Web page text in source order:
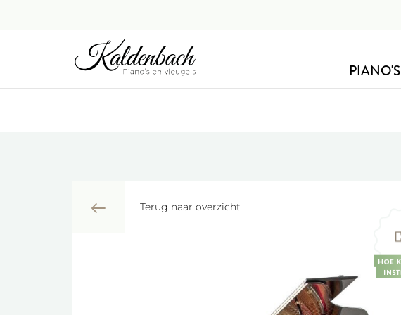
PIANO'S
Terug naar overzicht